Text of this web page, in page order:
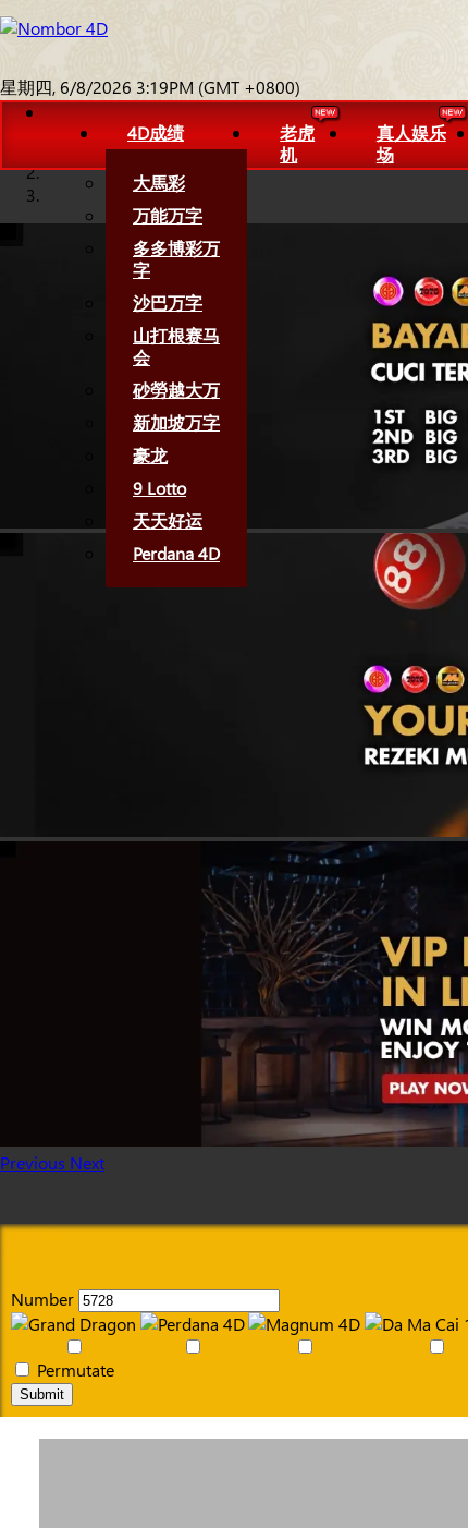
星期四, 6/8/2026 3:19PM (GMT +0800)
4D成绩
大馬彩
万能万字
多多博彩万
字
沙巴万字
山打根赛马
会
砂勞越大万
新加坡万字
豪龙
9 Lotto
天天好运
Perdana 4D
老虎
机
真人娱乐
场
Previous Next
Number
Permutate
Submit